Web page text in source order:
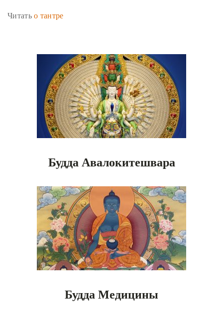
Читатьо тантре
Будда Авалокитешвара
Будда Медицины